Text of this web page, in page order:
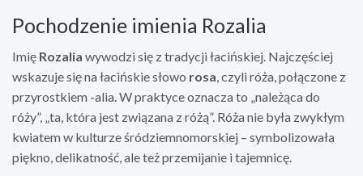
Pochodzenie imienia Rozalia
Imię Rozalia wywodzi się z tradycji łacińskiej. Najczęściej
wskazuje się na łacińskie słowo rosa, czyli róża, połączone z
przyrostkiem -alia. W praktyce oznacza to „należąca do
róży”, „ta, która jest związana z różą”. Róża nie była zwykłym
kwiatem w kulturze śródziemnomorskiej – symbolizowała
piękno, delikatność, ale też przemijanie i tajemnicę.